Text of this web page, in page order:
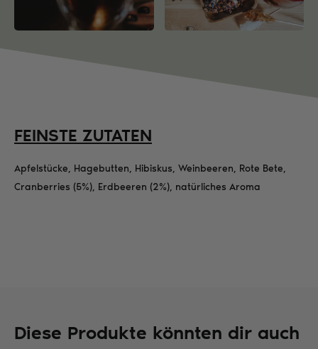
FEINSTE ZUTATEN
Apfelstücke, Hagebutten, Hibiskus, Weinbeeren, Rote Bete,
Cranberries (5%), Erdbeeren (2%), natürliches Aroma
Diese Produkte könnten dir auch